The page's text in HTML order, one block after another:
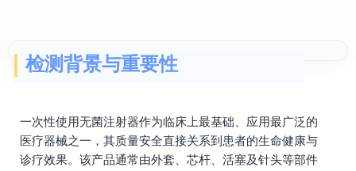
检测背景与重要性
一次性使用无菌注射器作为临床上最基础、应用最广泛的
医疗器械之一，其质量安全直接关系到患者的生命健康与
诊疗效果。该产品通常由外套、芯杆、活塞及针头等部件